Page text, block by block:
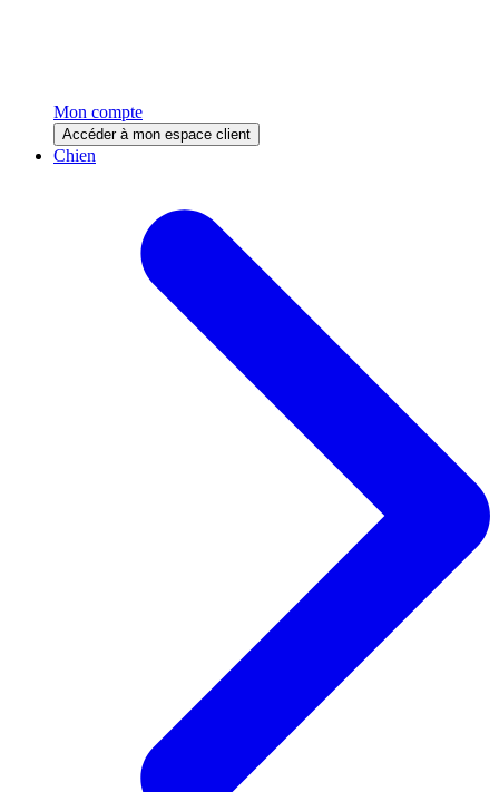
Mon compte
Accéder à mon espace client
Chien